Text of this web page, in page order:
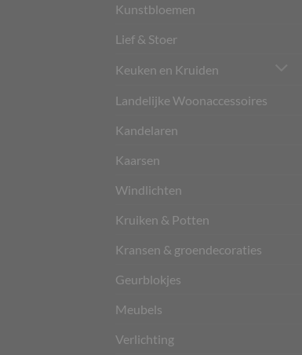
Kunstbloemen
Lief & Stoer
Keuken en Kruiden
Landelijke Woonaccessoires
Kandelaren
Kaarsen
Windlichten
Kruiken & Potten
Kransen & groendecoraties
Geurblokjes
Meubels
Verlichting